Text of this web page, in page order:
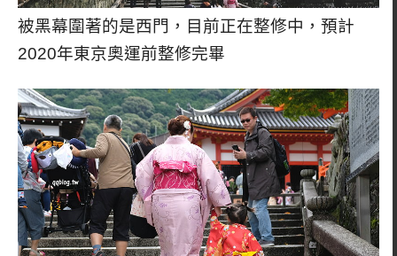
被黑幕圍著的是西門，目前正在整修中，預計
2020年東京奧運前整修完畢